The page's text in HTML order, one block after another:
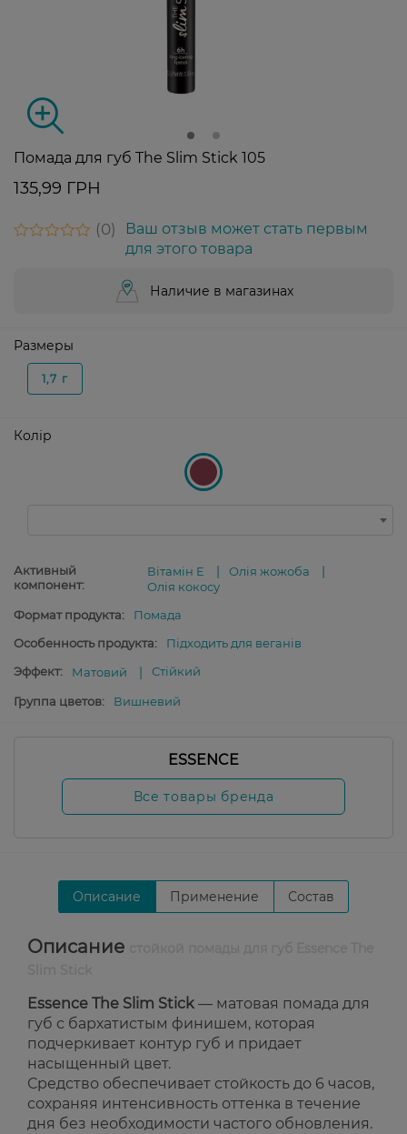
Помада для губ The Slim Stick 105
135,99 ГРН
0
Ваш отзыв может стать первым
для этого товара
Наличие в магазинах
Размеры
1,7 г
Колір
Активный
компонент:
Вітамін E
Олія жожоба
Олія кокосу
Формат продукта:
Помада
Особенность продукта:
Підходить для веганів
Эффект:
Матовий Стійкий
Группа цветов: Вишневий
ESSENCE
Все товары бренда
Описание Применение Состав
Описание
Essence The Slim Stick — матовая помада для
губ с бархатистым финишем, которая
подчеркивает контур губ и придает
насыщенный цвет.
Средство обеспечивает стойкость до 6 часов,
сохраняя интенсивность оттенка в течение
дня без необходимости частого обновления.